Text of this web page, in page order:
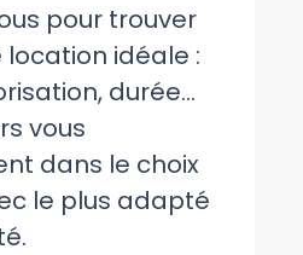
pour trouver
location idéale :
durée…
vous
dans le choix
le plus adapté